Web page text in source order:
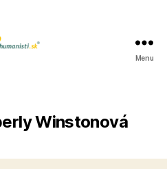
Menu
Winstonová